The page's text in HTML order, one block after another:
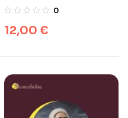
contée… 0
12,00 €